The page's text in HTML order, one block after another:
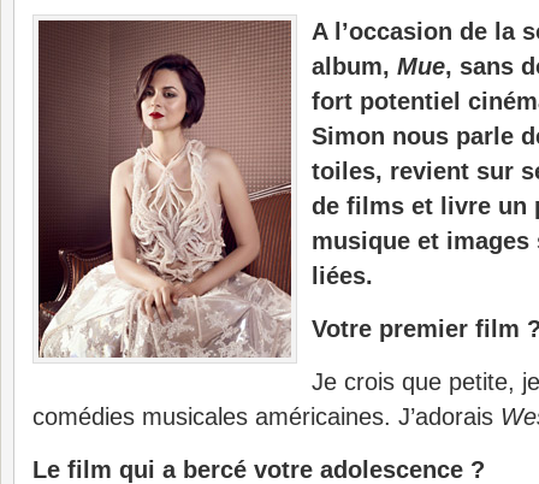
A l’occasion de la
album, Mue, sans
fort potentiel
Simon nous parle
toiles, revient sur
de films et livre un
musique et
liées.
Votre premier film
Je crois que petite,
comédies musicales américaines. J’adorais
Le film qui a bercé votre adolescence ?